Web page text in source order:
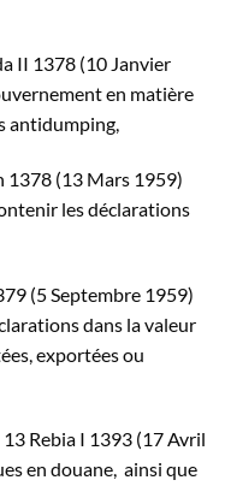
II 1378 (10 Janvier
en matière
antidumping,
1378 (13 Mars 1959)
les déclarations
(5 Septembre 1959)
dans la valeur
exportées ou
Rebia I 1393 (17 Avril
en douane, ainsi que